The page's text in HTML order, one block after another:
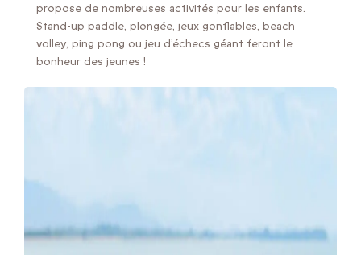
propose de nombreuses activités pour les enfants.
Stand-up paddle, plongée, jeux gonflables, beach
volley, ping pong ou jeu d’échecs géant feront le
bonheur des jeunes !